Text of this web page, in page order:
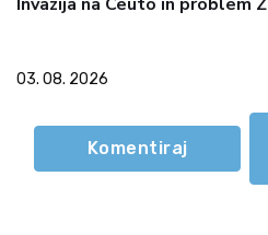
03. 08. 2026
Komentiraj